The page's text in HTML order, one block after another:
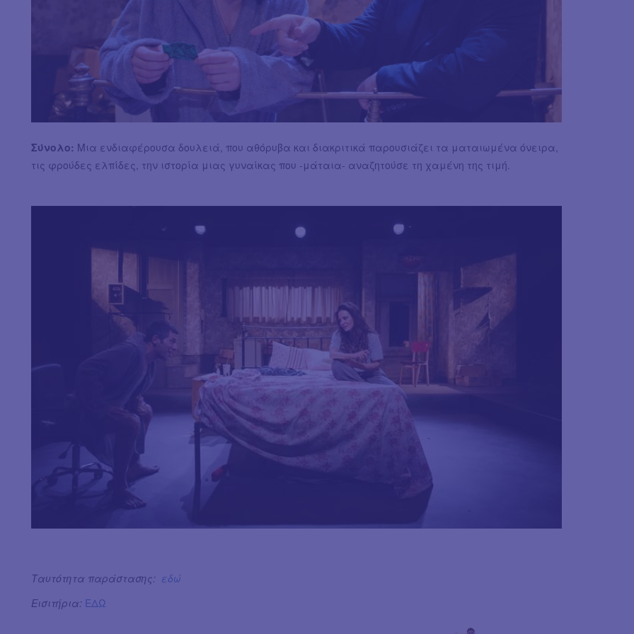
Σύνολο: Μια ενδιαφέρουσα δουλειά, που αθόρυβα και διακριτικά παρουσιάζει τα ματαιωμένα όνειρα,
τις φρούδες ελπίδες, την ιστορία μιας γυναίκας που -μάταια- αναζητούσε τη χαμένη της τιμή.
Ταυτότητα παράστασης: εδώ
Εισιτήρια: ΕΔΩ